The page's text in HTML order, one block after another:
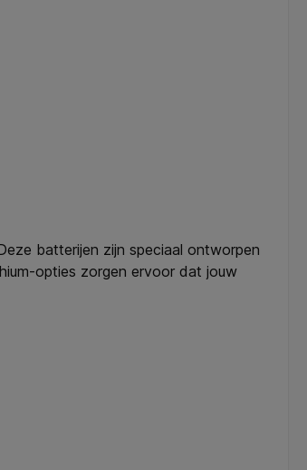
batterijen zijn speciaal ontworpen
opties zorgen ervoor dat jouw